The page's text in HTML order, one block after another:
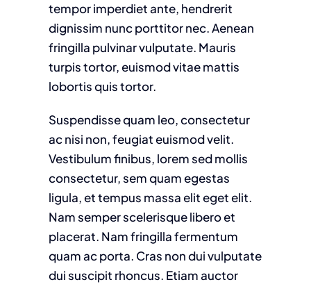
tempor imperdiet ante, hendrerit
dignissim nunc porttitor nec. Aenean
fringilla pulvinar vulputate. Mauris
turpis tortor, euismod vitae mattis
lobortis quis tortor.
Suspendisse quam leo, consectetur
ac nisi non, feugiat euismod velit.
Vestibulum finibus, lorem sed mollis
consectetur, sem quam egestas
ligula, et tempus massa elit eget elit.
Nam semper scelerisque libero et
placerat. Nam fringilla fermentum
quam ac porta. Cras non dui vulputate
dui suscipit rhoncus. Etiam auctor